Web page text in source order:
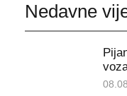
Nedavne